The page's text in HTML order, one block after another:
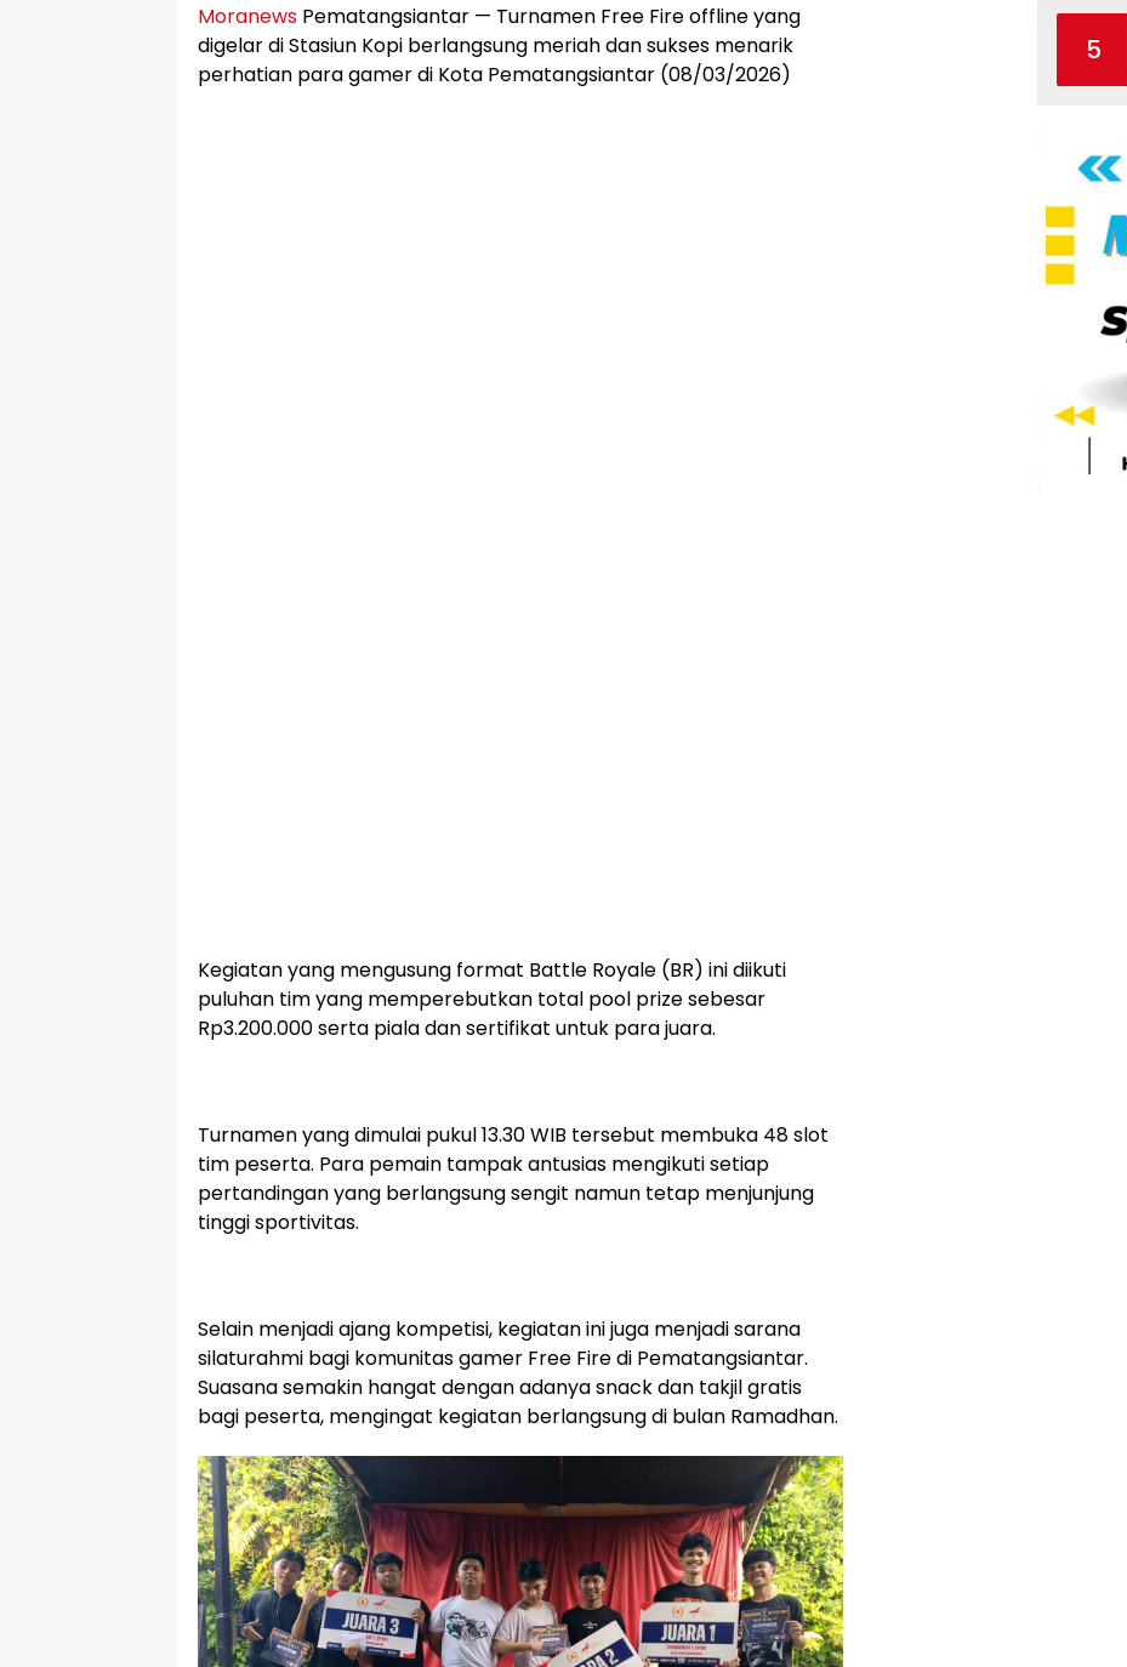
Moranews Pematangsiantar — Turnamen Free Fire offline yang
digelar di Stasiun Kopi berlangsung meriah dan sukses menarik
perhatian para gamer di Kota Pematangsiantar (08/03/2026)
Kegiatan yang mengusung format Battle Royale (BR) ini diikuti
puluhan tim yang memperebutkan total pool prize sebesar
Rp3.200.000 serta piala dan sertifikat untuk para juara.
Turnamen yang dimulai pukul 13.30 WIB tersebut membuka 48 slot
tim peserta. Para pemain tampak antusias mengikuti setiap
pertandingan yang berlangsung sengit namun tetap menjunjung
tinggi sportivitas.
Selain menjadi ajang kompetisi, kegiatan ini juga menjadi sarana
silaturahmi bagi komunitas gamer Free Fire di Pematangsiantar.
Suasana semakin hangat dengan adanya snack dan takjil gratis
bagi peserta, mengingat kegiatan berlangsung di bulan Ramadhan.
5